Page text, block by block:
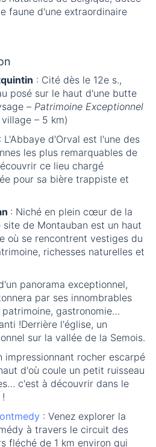
faune d'une extraordinaire
: Cité dès le 12e s.,
posé sur le haut d'une butte
– Patrimoine Exceptionnel
– 5 km)
: L'Abbaye d'Orval est l'une des
les plus remarquables de
ce lieu chargé
pour sa bière trappiste et
: Niché en plein cœur de la
de Montauban est un haut
où se rencontrent vestiges du
richesses naturelles et
panorama exceptionnel,
par ses innombrables
gastronomie…
!Derrière l'église, un
sur la vallée de la Semois.
impressionnant rocher escarpé
d'où coule un petit ruisseau
c'est à découvrir dans le
: Venez explorer la
à travers le circuit des
fléché de 1 km environ qui